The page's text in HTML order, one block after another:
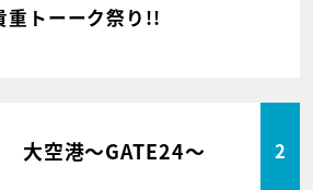
重トーーク祭り!!
大空港～GATE24～ 2